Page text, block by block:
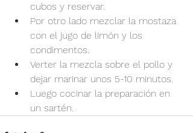
cubos y reservar.
Por otro lado mezclar la mostaza
con el jugo de limón y los
condimentos.
Verter la mezcla sobre el pollo y
dejar marinar unos 5-10 minutos.
Luego cocinar la preparación en
un sartén.